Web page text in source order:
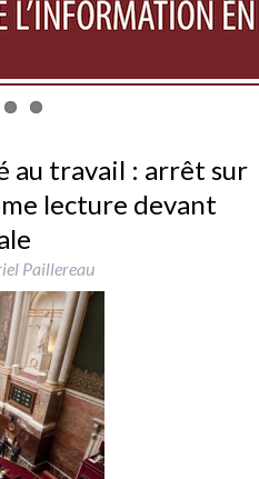
Next
au travail : arrêt sur
lecture devant
Paillereau